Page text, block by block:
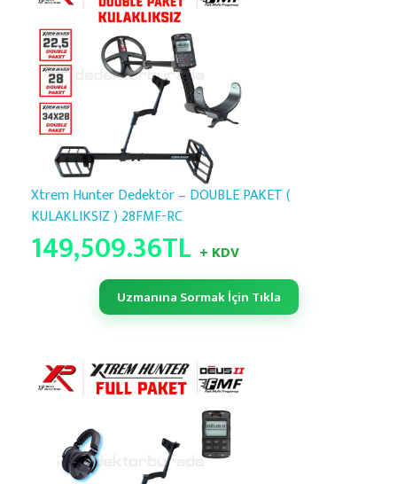
Xtrem Hunter Dedektör – DOUBLE PAKET (
KULAKLIKSIZ ) 28FMF-RC
149,509.36TL + KDV
Uzmanına Sormak İçin Tıkla